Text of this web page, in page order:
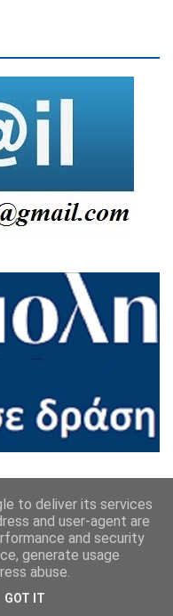
to deliver its services
and user-agent are
and security
generate usage
abuse.
GOT IT